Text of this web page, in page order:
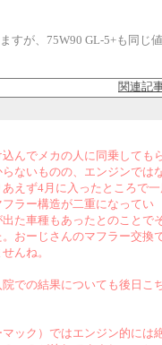
すが、75W90 GL-5+も同じ
関連記
んでメカの人に同乗しても
ないものの、エンジンでは
えず4月に入ったところで
ラー構造が二重になってい
た車種もあったとのことで
おーじさんのマフラー交換
んね。
での結果についても後日こ
ック）ではエンジン的には